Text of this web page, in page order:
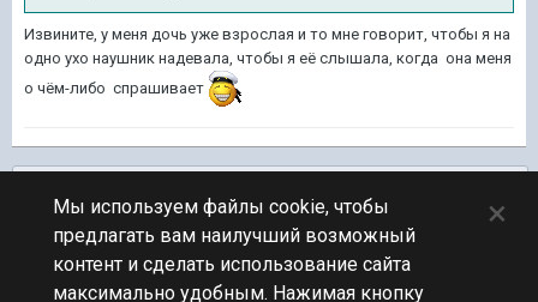
Извините, у меня дочь уже взрослая и то мне говорит, чтобы я на
одно ухо наушник надевала, чтобы я её слышала, когда она меня
о чём-либо спрашивает
ПЕРЕЙТИ К СПИСКУ ТЕМ
Предложения по игре
Мы используем файлы cookie, чтобы
предлагать вам наилучший возможный
контент и сделать использование сайта
максимально удобным. Нажимая кнопку
×